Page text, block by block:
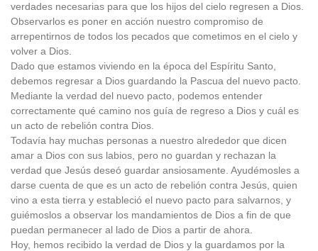
verdades necesarias para que los hijos del cielo regresen a Dios.
Observarlos es poner en acción nuestro compromiso de
arrepentirnos de todos los pecados que cometimos en el cielo y
volver a Dios.
Dado que estamos viviendo en la época del Espíritu Santo,
debemos regresar a Dios guardando la Pascua del nuevo pacto.
Mediante la verdad del nuevo pacto, podemos entender
correctamente qué camino nos guía de regreso a Dios y cuál es
un acto de rebelión contra Dios.
Todavía hay muchas personas a nuestro alrededor que dicen
amar a Dios con sus labios, pero no guardan y rechazan la
verdad que Jesús deseó guardar ansiosamente. Ayudémosles a
darse cuenta de que es un acto de rebelión contra Jesús, quien
vino a esta tierra y estableció el nuevo pacto para salvarnos, y
guiémoslos a observar los mandamientos de Dios a fin de que
puedan permanecer al lado de Dios a partir de ahora.
Hoy, hemos recibido la verdad de Dios y la guardamos por la